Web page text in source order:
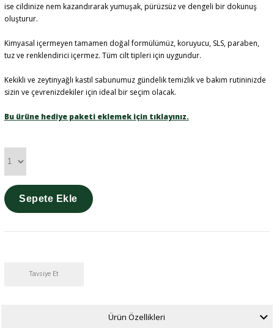
ise cildinize nem kazandırarak yumuşak, pürüzsüz ve dengeli bir dokunuş
oluşturur.
Kimyasal içermeyen tamamen doğal formülümüz, koruyucu, SLS, paraben,
tuz ve renklendirici içermez. Tüm cilt tipleri için uygundur.
Kekikli ve zeytinyağlı kastil sabunumuz gündelik temizlik ve bakım rutininizde
sizin ve çevrenizdekiler için ideal bir seçim olacak.
Bu ürüne hediye paketi eklemek için tıklayınız.
Tavsiye Et
Ürün Özellikleri